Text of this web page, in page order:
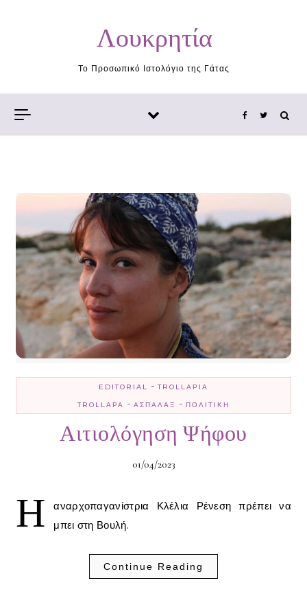
Λουκρητία
Το Προσωπικό Ιστολόγιο της Γάτας
EDITORIAL -TROLLΑΡΊΑ
TROLLΑΡΆ - ΑΣΠΆΛΑΞ - ΠΟΛΙΤΙΚΉ
Αιτιολόγηση Ψήφου
01/04/2023
Η
αναρχοπαγανίστρια Κλέλια Ρένεση πρέπει να
μπει στη Βουλή.
Continue Reading